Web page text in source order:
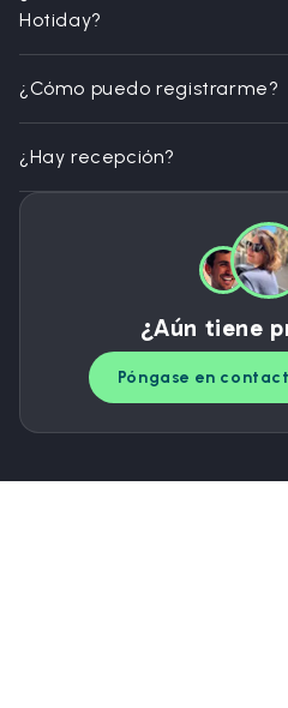
Hotiday?
¿Cómo puedo registrarme?
¿Hay recepción?
¿Aún tiene
Póngase en